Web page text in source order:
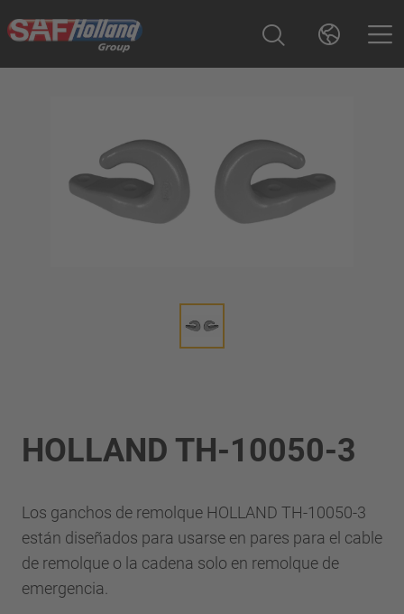
HOLLAND TH-10050-3
Los ganchos de remolque HOLLAND TH-10050-3
están diseñados para usarse en pares para el cable
de remolque o la cadena solo en remolque de
emergencia.